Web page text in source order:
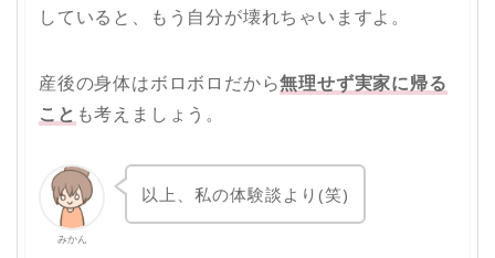
していると、もう自分が壊れちゃいますよ。
産後の身体はボロボロだから無理せず実家に帰る
こと も考えましょう。
みかん
以上、私の体験談より(笑)